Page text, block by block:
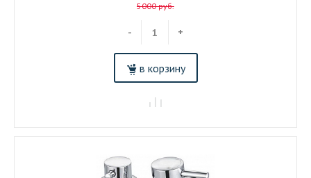
5000 руб.
- +
в корзину